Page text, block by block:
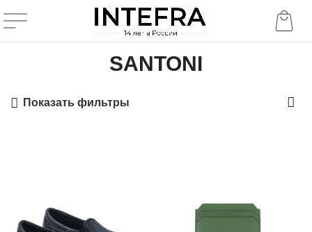
SANTONI
Показать фильтры